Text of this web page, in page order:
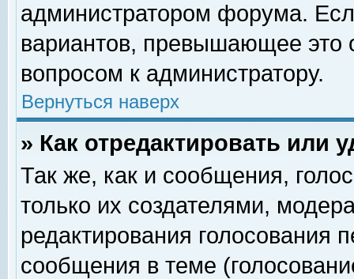
администратором форума.
вариантов, превышающее это
вопросом к администратору.
Вернуться наверх
» Как отредактировать или
Так же, как и сообщения,
только их создателями,
редактирования голосования
сообщения в теме